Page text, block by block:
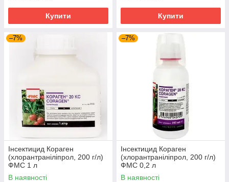
Купити Купити
–7%
Інсектицид Кораген
(хлорантраніліпрол, 200 г/л)
ФМС 1 л
В наявності
–7%
Інсектицид Кораген
(хлорантраніліпрол, 200 г/л)
ФМС 0,2 л
В наявності